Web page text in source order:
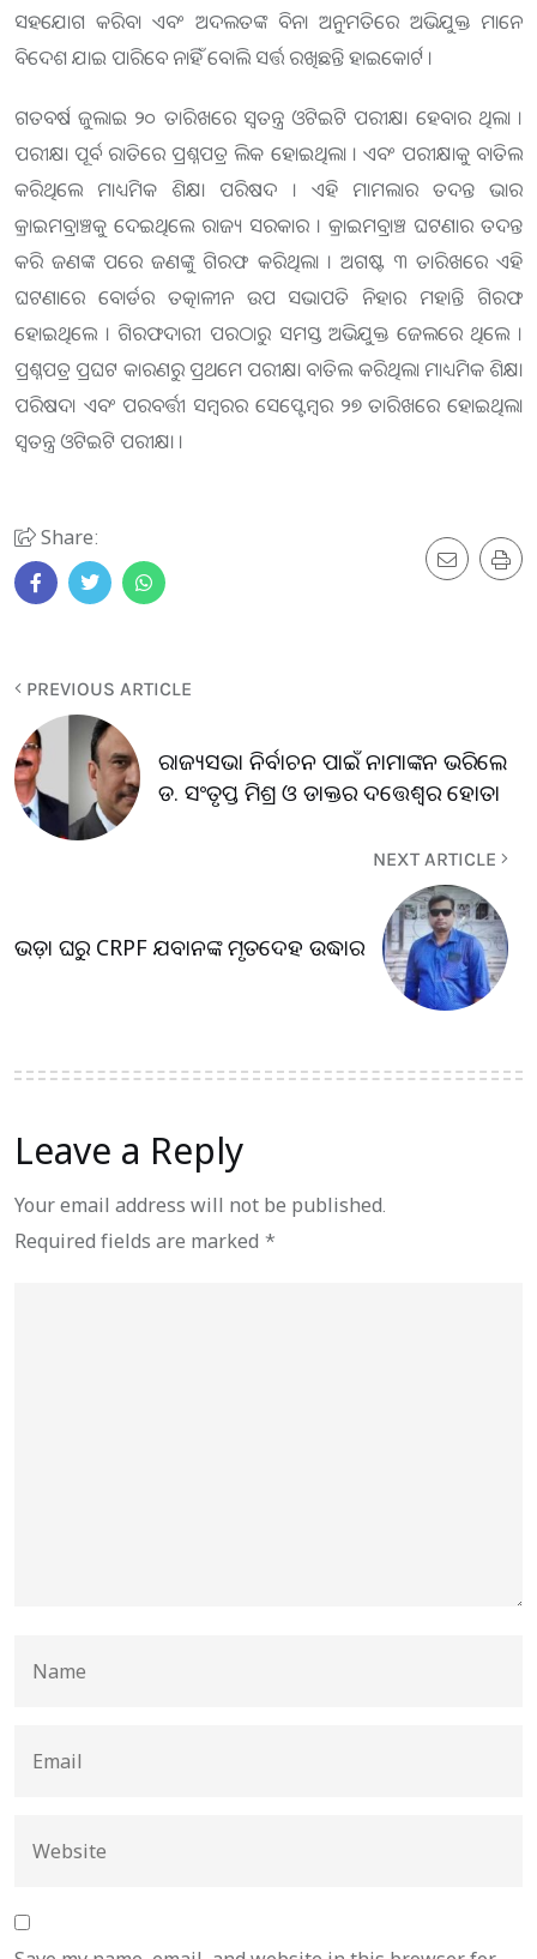
ସହଯୋଗ କରିବା ଏବଂ ଅଦଲତଙ୍କ ବିନା ଅନୁମତିରେ ଅଭିଯୁକ୍ତ ମାନେ
ବିଦେଶ ଯାଇ ପାରିବେ ନାହିଁ ବୋଲି ସର୍ତ୍ତ ରଖିଛନ୍ତି ହାଇକୋର୍ଟ ।
ଗତବର୍ଷ ଜୁଲାଇ ୨୦ ତାରିଖରେ ସ୍ୱତନ୍ତ୍ର ଓଟିଇଟି ପରୀକ୍ଷା ହେବାର ଥିଲା ।
ପରୀକ୍ଷା ପୂର୍ବ ରାତିରେ ପ୍ରଶ୍ନପତ୍ର ଲିକ ହୋଇଥିଲା । ଏବଂ ପରୀକ୍ଷାକୁ ବାତିଲ
କରିଥିଲେ ମାଧ୍ୟମିକ ଶିକ୍ଷା ପରିଷଦ । ଏହି ମାମଲାର ତଦନ୍ତ ଭାର
କ୍ରାଇମବ୍ରାଞ୍ଚକୁ ଦେଇଥିଲେ ରାଜ୍ୟ ସରକାର । କ୍ରାଇମବ୍ରାଞ୍ଚ ଘଟଣାର ତଦନ୍ତ
କରି ଜଣଙ୍କ ପରେ ଜଣଙ୍କୁ ଗିରଫ କରିଥିଲା । ଅଗଷ୍ଟ ୩ ତାରିଖରେ ଏହି
ଘଟଣାରେ ବୋର୍ଡର ତତ୍କାଳୀନ ଉପ ସଭାପତି ନିହାର ମହାନ୍ତି ଗିରଫ
ହୋଇଥିଲେ । ଗିରଫଦାରୀ ପରଠାରୁ ସମସ୍ତ ଅଭିଯୁକ୍ତ ଜେଲରେ ଥିଲେ ।
ପ୍ରଶ୍ନପତ୍ର ପ୍ରଘଟ କାରଣରୁ ପ୍ରଥମେ ପରୀକ୍ଷା ବାତିଲ କରିଥିଲା ମାଧ୍ୟମିକ ଶିକ୍ଷା
ପରିଷଦ। ଏବଂ ପରବର୍ତ୍ତୀ ସମ୍ବରର ସେପ୍ଟେମ୍ବର ୨୭ ତାରିଖରେ ହୋଇଥିଲା
ସ୍ୱତନ୍ତ୍ର ଓଟିଇଟି ପରୀକ୍ଷା ।
Share:
PREVIOUS ARTICLE
ରାଜ୍ୟସଭା ନିର୍ବାଚନ ପାଇଁ ନାମାଙ୍କନ ଭରିଲେ
ଡ. ସଂତୃପ୍ତ ମିଶ୍ର ଓ ଡାକ୍ତର ଦତ୍ତେଶ୍ବର ହୋତା
NEXT ARTICLE
ଭଡ଼ା ଘରୁ CRPF ଯବାନଙ୍କ ମୃତଦେହ ଉଦ୍ଧାର
Leave a Reply
Your email address will not be published.
Required fields are marked *